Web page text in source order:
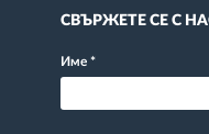
СВЪРЖЕТЕ СЕ С
Име *